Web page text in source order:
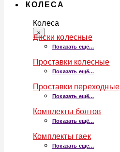
КОЛЕСА
Колеса
×
Диски колесные
Показать ещё...
Проставки колесные
Показать ещё...
Проставки переходные
Показать ещё...
Комплекты болтов
Показать ещё...
Комплекты гаек
Показать ещё...